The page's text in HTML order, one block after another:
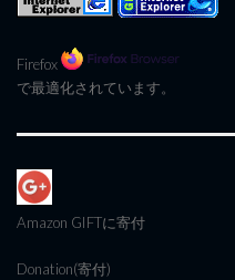
Firefox
で最適化されています。
Amazon GIFTに寄付
Donation(寄付)